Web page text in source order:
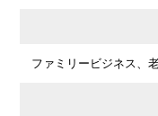
ファミリービジネス、